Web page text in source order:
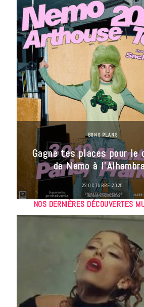
BONS PLANS
Gagne tes places pour le
de Nemo à
22 OCTOBRE 2025
NOS DERNIÈRES DÉCOUVERTES